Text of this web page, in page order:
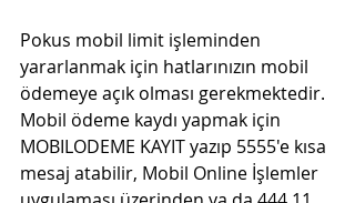
Pokus mobil limit işleminden
yararlanmak için hatlarınızın mobil
ödemeye açık olması gerekmektedir.
Mobil ödeme kaydı yapmak için
MOBILODEME KAYIT yazıp 5555'e kısa
mesaj atabilir, Mobil Online İşlemler